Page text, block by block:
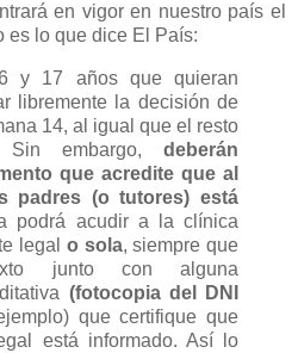
en vigor en nuestro país el
es lo que dice El País:
y 17 años que quieran
libremente la decisión de
14, al igual que el resto
embargo, deberán
que acredite que al
padres (o tutores) está
podrá acudir a la clínica
legal o sola, siempre que
junto con alguna
(fotocopia del DNI
que certifique que
está informado. Así lo